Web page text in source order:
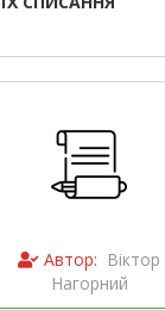
Автор: Віктор
Нагорний